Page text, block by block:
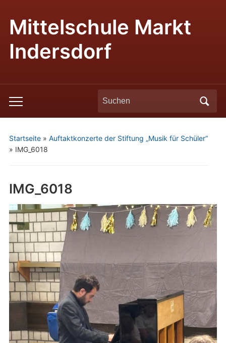
Mittelschule Markt
Indersdorf
Toggle
mobile
Search
for:
Startseite» Auftaktkonzerte der Stiftung „Musik für Schüler“
» IMG_6018
IMG_6018